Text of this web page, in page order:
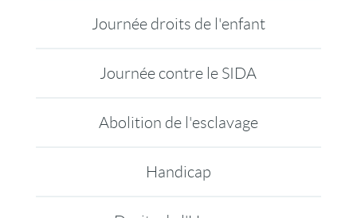
Journée droits de l'enfant
Journée contre le SIDA
Abolition de l'esclavage
Handicap